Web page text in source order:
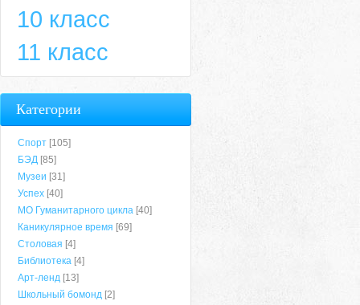
10 класс
11 класс
Категории
Спорт [105]
БЭД [85]
Музеи [31]
Успех [40]
МО Гуманитарного цикла [40]
Каникулярное время [69]
Столовая [4]
Библиотека [4]
Арт-ленд [13]
Школьный бомонд [2]